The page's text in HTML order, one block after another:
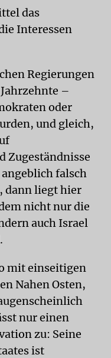
das
Interessen
Regierungen
–
oder
und gleich,
Zugeständnisse
falsch
dann liegt hier
nicht nur die
auch Israel
mit einseitigen
Nahen Osten,
nur einen
zu: Seine
ist